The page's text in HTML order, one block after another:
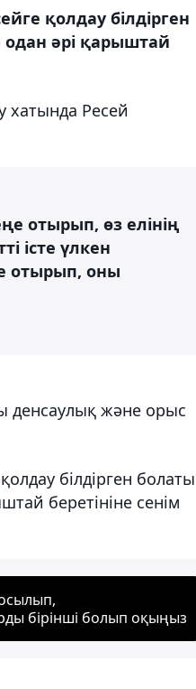
қолдау білдірген
әрі қарыштай
хатында Ресей
отырып, өз елінің
істе үлкен
отырып, оны
денсаулық және орыс
білдірген
беретініне сенім
бірінші болып оқыңыз